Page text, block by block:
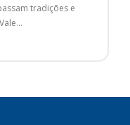
tradições e
do Vale...